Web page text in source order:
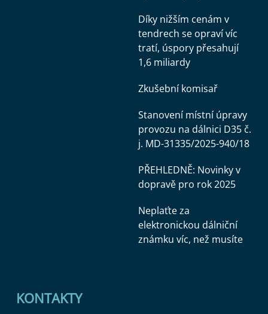
Díky nižším cenám v
tendrech se opraví víc
tratí, úspory přesahují
1,6 miliardy
Zkušební komisař
Stanovení místní úpravy
provozu na dálnici D35 č.
j. MD-31335/2025-940/18
PŘEHLEDNĚ: Novinky v
dopravě pro rok 2025
Neplaťte za
elektronickou dálniční
známku víc, než musíte
KONTAKTY